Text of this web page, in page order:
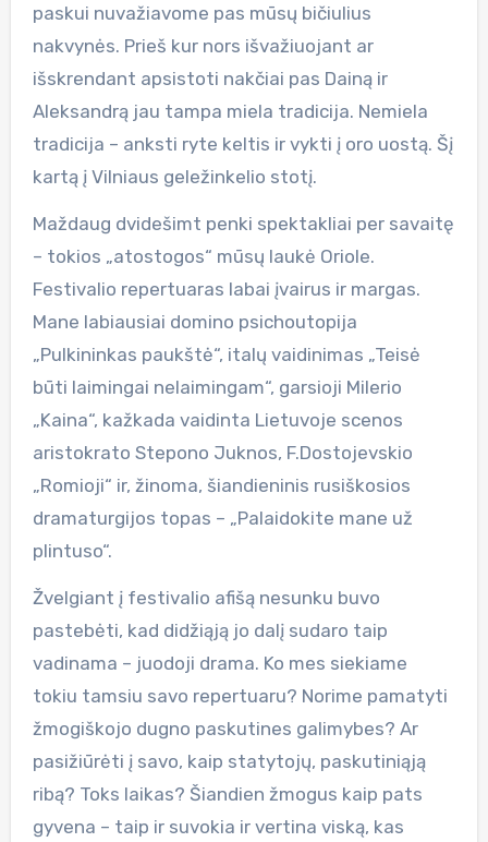
paskui nuvažiavome pas mūsų bičiulius
nakvynės. Prieš kur nors išvažiuojant ar
išskrendant apsistoti nakčiai pas Dainą ir
Aleksandrą jau tampa miela tradicija. Nemiela
tradicija – anksti ryte keltis ir vykti į oro uostą. Šį
kartą į Vilniaus geležinkelio stotį.
Maždaug dvidešimt penki spektakliai per savaitę
– tokios „atostogos“ mūsų laukė Oriole.
Festivalio repertuaras labai įvairus ir margas.
Mane labiausiai domino psichoutopija
„Pulkininkas paukštė“, italų vaidinimas „Teisė
būti laimingai nelaimingam“, garsioji Milerio
„Kaina“, kažkada vaidinta Lietuvoje scenos
aristokrato Stepono Juknos, F.Dostojevskio
„Romioji“ ir, žinoma, šiandieninis rusiškosios
dramaturgijos topas – „Palaidokite mane už
plintuso“.
Žvelgiant į festivalio afišą nesunku buvo
pastebėti, kad didžiąją jo dalį sudaro taip
vadinama – juodoji drama. Ko mes siekiame
tokiu tamsiu savo repertuaru? Norime pamatyti
žmogiškojo dugno paskutines galimybes? Ar
pasižiūrėti į savo, kaip statytojų, paskutiniąją
ribą? Toks laikas? Šiandien žmogus kaip pats
gyvena – taip ir suvokia ir vertina viską, kas